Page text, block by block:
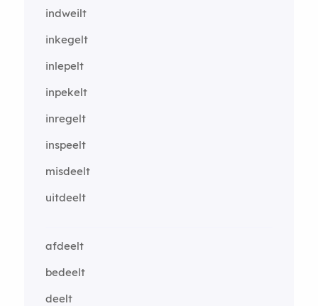
indweilt
inkegelt
inlepelt
inpekelt
inregelt
inspeelt
misdeelt
uitdeelt
afdeelt
bedeelt
deelt